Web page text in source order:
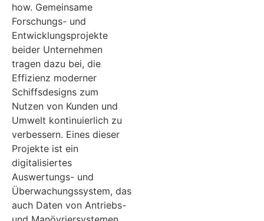
how. Gemeinsame
Forschungs- und
Entwicklungsprojekte
beider Unternehmen
tragen dazu bei, die
Effizienz moderner
Schiffsdesigns zum
Nutzen von Kunden und
Umwelt kontinuierlich zu
verbessern. Eines dieser
Projekte ist ein
digitalisiertes
Auswertungs- und
Überwachungssystem, das
auch Daten von Antriebs-